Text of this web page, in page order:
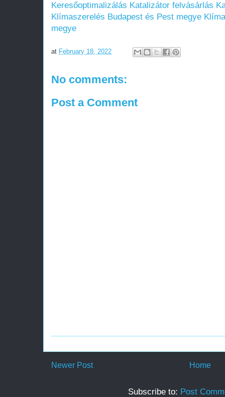
Keresőoptimalizálás Katalizátor felvásárlás
Klímaszerelés Budapest és Pest megye
megye
at February 18, 2022
No comments:
Post a Comment
Newer Post Home
Subscribe to: Post